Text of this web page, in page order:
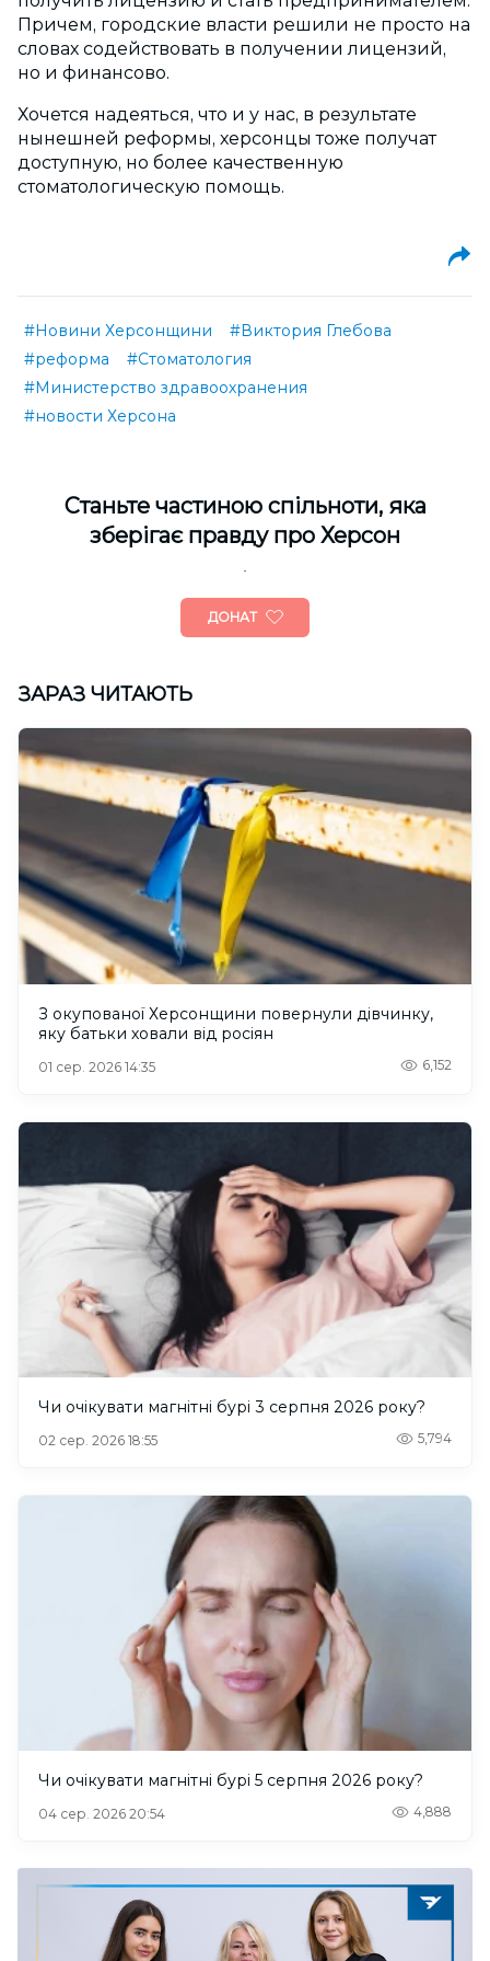
Причем, городские власти решили не просто на
словах содействовать в получении лицензий,
но и финансово.
Хочется надеяться, что и у нас, в результате
нынешней реформы, херсонцы тоже получат
доступную, но более качественную
стоматологическую помощь.
#Новини Херсонщини
#Виктория Глебова
#реформа
#Стоматология
#Министерство здравоохранения
#новости Херсона
Cтаньте частиною спільноти, яка
зберігає правду про Херсон
ДОНАТ
ЗАРАЗ ЧИТАЮТЬ
З окупованої Херсонщини повернули дівчинку,
яку батьки ховали від росіян
01 сер. 2026 14:35 6,152
Чи очікувати магнітні бурі 3 серпня 2026 року?
02 сер. 2026 18:55 5,794
Чи очікувати магнітні бурі 5 серпня 2026 року?
04 сер. 2026 20:54 4,888